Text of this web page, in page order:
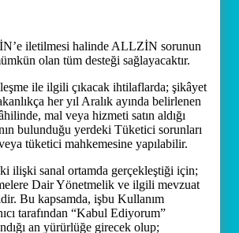
iletilmesi halinde ALLZİN sorunun
olan tüm desteği sağlayacaktır.
ile ilgili çıkacak ihtilaflarda; şikâyet
her yıl Aralık ayında belirlenen
mal veya hizmeti satın aldığı
bulunduğu yerdeki Tüketici sorunları
tüketici mahkemesine yapılabilir.
ilişki sanal ortamda gerçekleştiği için;
Dair Yönetmelik ve ilgili mevzuat
Bu kapsamda, işbu Kullanım
tarafından “Kabul Ediyorum”
an yürürlüğe girecek olup;